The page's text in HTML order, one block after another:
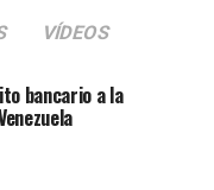
que yo, sí»
durante la Copa
albiceleste ha
techo.
corazón de
VÍDEOS
bancario a la